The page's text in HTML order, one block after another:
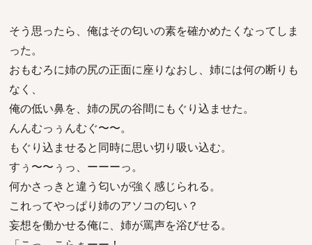
そう思ったら、俺はその匂いの素を確かめたくなってしま
った。
おもむろに姉の尻の正面に座りなおし、姉には何の断りも
なく、
俺の低い鼻を、姉の尻の谷間にもぐり込ませた。
んんむっぅんむぐ〜〜。
もぐり込ませると同時に思い切り吸い込む。
すぅ〜〜ぅっ、ーーーっ。
何かさっきと違う匂いが強く感じられる。
これってやっぱり姉のアソコの匂い？
妄想を働かせる俺に、姉が罵声を浴びせる。